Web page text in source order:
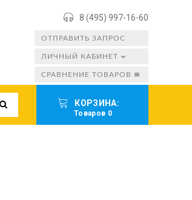
8 (495) 997-16-60
ОТПРАВИТЬ ЗАПРОС
СРАВНЕНИЕ ТОВАРОВ
ЛИЧНЫЙ КАБИНЕТ
КОРЗИНА:
Товаров 0